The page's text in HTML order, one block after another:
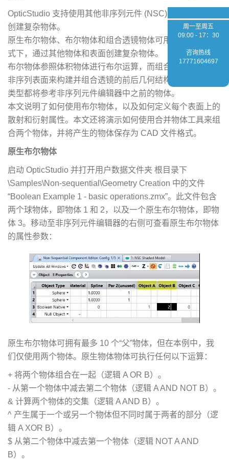
OpticStudio 支持使用其他非序列元件 (NSC) 的物体和表面
创建复杂物体。
原生布尔物体、布尔物体和组合透镜物体可用于在非序列模
式下，通过其他物体和表面创建复杂物体。
布尔物体参照体积物体进行布尔运算，而组合透镜物体使用
非序列表面来构建并组合透镜的前后几何结构。这两种物体
类型都将参考非序列元件编辑器中之前的物体。
本文说明了如何使用布尔物体，以及如何定义每个表面上的
散射和衍射属性。本文还将演示如何使用合并物体工具来组
合两个物体，并将产生的物体保存为 CAD 文件格式。
原生布尔物体
启动 OpticStudio 并打开用户数据文件夹 根目录下
\Samples\Non-sequential\Geometry Creation 中的文件
“Boolean Example 1 - basic operations.zmx”。此文件包含
两个球物体，即物体 1 和 2，以及一个原生布尔物体，即物
体 3。移动至非序列元件编辑器的右侧可查看原生布尔物体
的属性参数：
原生布尔物体可拥有最多 10 个“父”物体，但在本例中，我
们仅使用两个物体。原生物体物体可执行任何以下运算：
+ 将两个物体组合在一起（逻辑 A OR B）。
- 从第一个物体中减去第二个物体（逻辑 A AND NOT B）。
& 计算两个物体的交集（逻辑 A AND B）。
^ 产生属于一个或另一个物体但不同时属于两者的部分（逻
辑 A XOR B）。
$ 从第二个物体中减去第一个物体（逻辑 NOT A AND
B）。
周一至周五
09:00 - 17：30
咨询热线
17771604697